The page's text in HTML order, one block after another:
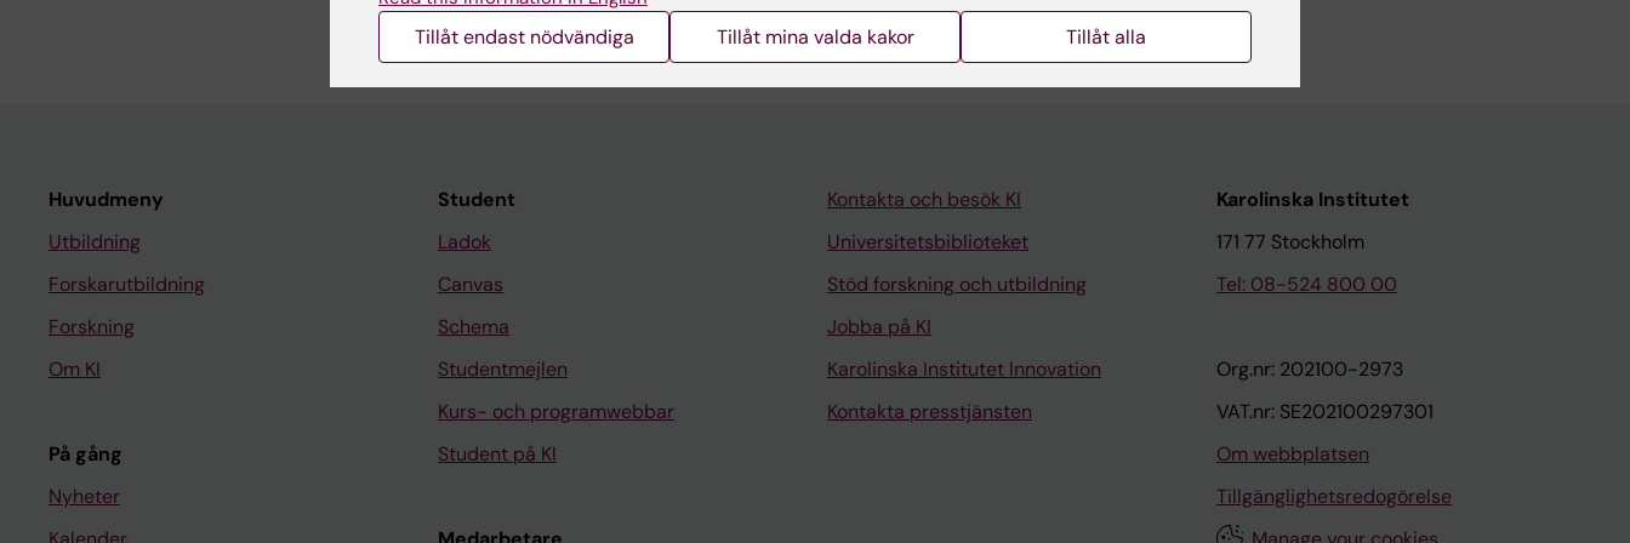
Huvudmeny
Utbildning
Forskarutbildning
Forskning
Om KI
På gång
Nyheter
Student
Ladok
Canvas
Schema
Studentmejlen
Kurs- och programwebbar
Student på KI
Kontakta och besök KI
Universitetsbiblioteket
Stöd forskning och utbildning
Jobba på KI
Karolinska Institutet Innovation
Kontakta presstjänsten
Karolinska Institutet
171 77 Stockholm
Tel: 08-524 800 00
Org.nr: 202100-2973
VAT.nr: SE202100297301
Om webbplatsen
Tillgänglighetsredogörelse
Tillåt endast nödvändiga Tillåt mina valda kakor Tillåt alla